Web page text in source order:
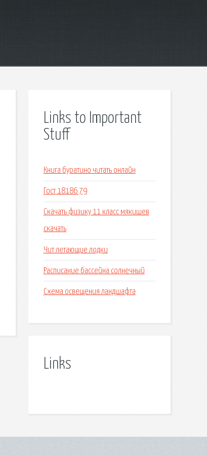
Links to Important
Stuff
Книга буратино читать онлайн
Гост 18186 79
Скачать физику 11 класс мякишев
скачать
Чит летающие лодки
Расписание бассейна солнечный
Схема освещения ландшафта
Links